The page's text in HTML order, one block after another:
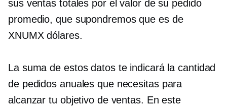
sus ventas totales por el valor de su pedido
promedio, que supondremos que es de
XNUMX dólares.
La suma de estos datos te indicará la cantidad
de pedidos anuales que necesitas para
alcanzar tu objetivo de ventas. En este